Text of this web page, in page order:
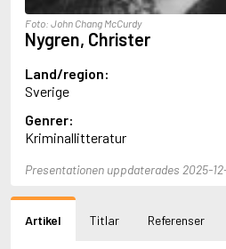
Adamov, Arthur
Adams, Douglas
Adams, Herbert
Adams, Richard
Adbåge, Emma
Adbåge, Lisen
Adelborg, Ottilia
Adiga, Aravind
Adlerbeth, Gudmund Jöran
Adnan, Etel
Foto: John Chang McCurdy
Nygren, Christer
Land/region:
Sverige
Genrer:
Kriminallitteratur
Presentationen uppdaterades 2025-
Artikel Titlar Referenser